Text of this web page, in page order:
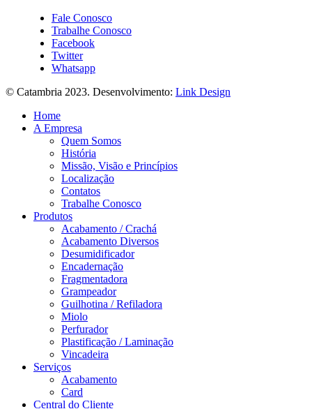
Fale Conosco
Trabalhe Conosco
Facebook
Twitter
Whatsapp
© Catambria 2023. Desenvolvimento: Link Design
Home
A Empresa
Quem Somos
História
Missão, Visão e Princípios
Localização
Contatos
Trabalhe Conosco
Produtos
Acabamento / Crachá
Acabamento Diversos
Desumidificador
Encadernação
Fragmentadora
Grampeador
Guilhotina / Refiladora
Miolo
Perfurador
Plastificação / Laminação
Vincadeira
Serviços
Acabamento
Card
Central do Cliente